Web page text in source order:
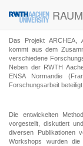
Das Projekt ARCHEA,
kommt aus dem
verschiedene
Neben der RWTH
ENSA Normandie
Forschungsarbeit beteiligt.
Die entwickelten
vorgestellt, diskutiert
diversen Publikationen
Workshops wurden